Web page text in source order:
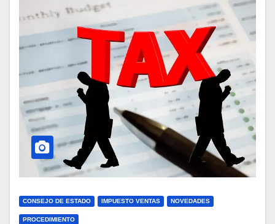
CONSEJO DE ESTADO IMPUESTO VENTAS NOVEDADES
PROCEDIMIENTO